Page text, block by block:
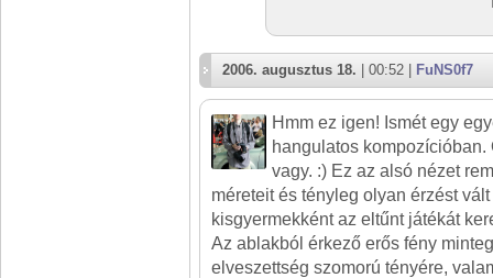
2006. augusztus 18. | 00:52 | FuNS0f7
Hmm ez igen! Ismét egy
hangulatos kompozícióban.
vagy. :) Ez az alsó nézet
méreteit és tényleg olyan érzést
kisgyermekként az eltűnt játékát
Az ablakból érkező erős fény
elveszettség szomorú tényére,